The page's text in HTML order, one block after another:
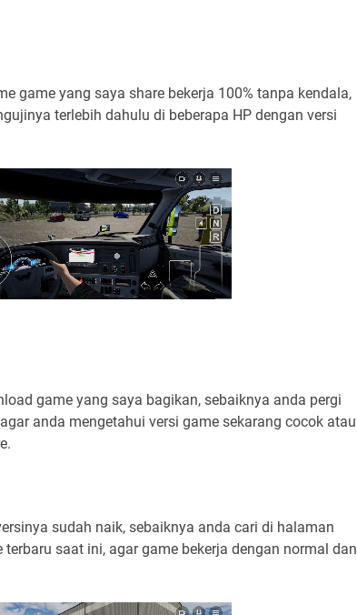
game yang saya share bekerja 100% tanpa kendala,
terlebih dahulu di beberapa HP dengan versi
game yang saya bagikan, sebaiknya anda pergi
anda mengetahui versi game sekarang cocok atau
sudah naik, sebaiknya anda cari di halaman
saat ini, agar game bekerja dengan normal dan